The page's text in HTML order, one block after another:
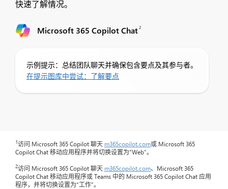
快速了解情况。
Microsoft 365 Copilot Chat2
示例提示：总结团队聊天并确保包含要点及其参与者。
在提示图库中尝试：了解要点
1访问 Microsoft 365 Copilot 聊天 m365copilot.com或 Microsoft 365
Copilot Chat 移动应用程序并将切换设置为“Web”。
2访问 Microsoft 365 Copilot 聊天 m365copilot.com、Microsoft 365
Copilot Chat 移动应用程序或 Teams 中的 Microsoft 365 Copilot Chat 应用
程序，并将切换设置为“工作”。